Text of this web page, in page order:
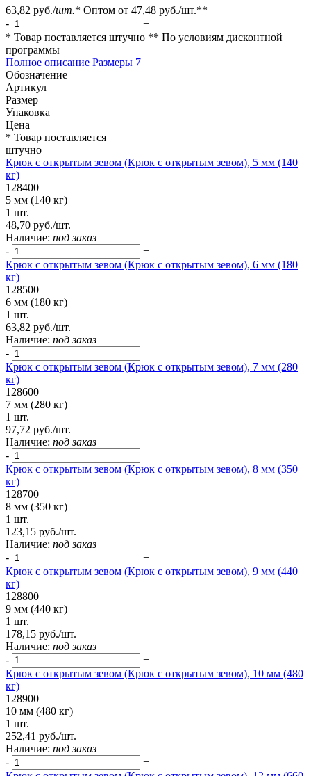
63,82 руб./шт.* Оптом от 47,48 руб./шт.**
-
+
* Товар поставляется штучно ** По условиям дисконтной
программы
Полное описание Размеры 7
Обозначение
Артикул
Размер
Упаковка
Цена
* Товар поставляется
штучно
Крюк с открытым зевом (Крюк с открытым зевом), 5 мм (140
кг)
128400
5 мм (140 кг)
1 шт.
48,70 руб./шт.
Наличие: под заказ
-
+
Крюк с открытым зевом (Крюк с открытым зевом), 6 мм (180
кг)
128500
6 мм (180 кг)
1 шт.
63,82 руб./шт.
Наличие: под заказ
-
+
Крюк с открытым зевом (Крюк с открытым зевом), 7 мм (280
кг)
128600
7 мм (280 кг)
1 шт.
97,72 руб./шт.
Наличие: под заказ
-
+
Крюк с открытым зевом (Крюк с открытым зевом), 8 мм (350
кг)
128700
8 мм (350 кг)
1 шт.
123,15 руб./шт.
Наличие: под заказ
-
+
Крюк с открытым зевом (Крюк с открытым зевом), 9 мм (440
кг)
128800
9 мм (440 кг)
1 шт.
178,15 руб./шт.
Наличие: под заказ
-
+
Крюк с открытым зевом (Крюк с открытым зевом), 10 мм (480
кг)
128900
10 мм (480 кг)
1 шт.
252,41 руб./шт.
Наличие: под заказ
-
+